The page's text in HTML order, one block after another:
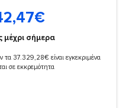
€
μέχρι σήμερα
τα 37.329,28€ είναι εγκεκριμένα
σε εκκρεμότητα